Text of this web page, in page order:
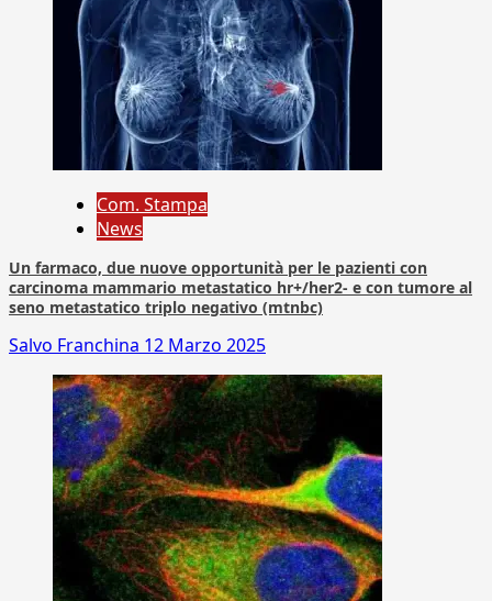
Com. Stampa
News
Un farmaco, due nuove opportunità per le pazienti con
carcinoma mammario metastatico hr+/her2- e con tumore al
seno metastatico triplo negativo (mtnbc)
Salvo Franchina 12 Marzo 2025